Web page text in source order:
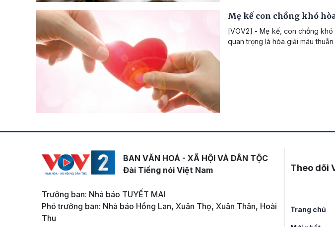
Mẹ kế con chồng khó
[VOV2] - Mẹ kế, con chồng
quan trọng là hóa giải mâu thuẫn
BAN VĂN HOÁ - XÃ HỘI VÀ DÂN TỘC
Đài Tiếng nói Việt Nam
Trưởng ban: Nhà báo TUYẾT MAI
Phó trưởng ban: Nhà báo Hồng Lan, Xuân Thọ, Xuân Thân, Hoài
Thu
Theo dõi
Trang chủ